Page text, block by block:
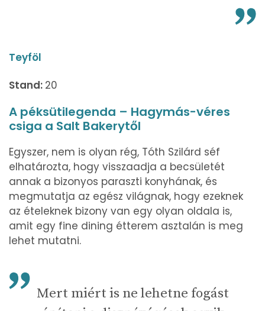
Teyföl
Stand: 20
A péksütilegenda – Hagymás-véres
csiga a Salt Bakerytől
Egyszer, nem is olyan rég, Tóth Szilárd séf
elhatározta, hogy visszaadja a becsületét
annak a bizonyos paraszti konyhának, és
megmutatja az egész világnak, hogy ezeknek
az ételeknek bizony van egy olyan oldala is,
amit egy fine dining étterem asztalán is meg
lehet mutatni.
Mert miért is ne lehetne fogást